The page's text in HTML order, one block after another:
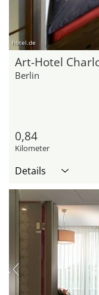
hotel.de
Art-Hotel
Berlin
0,84
Kilometer
Details